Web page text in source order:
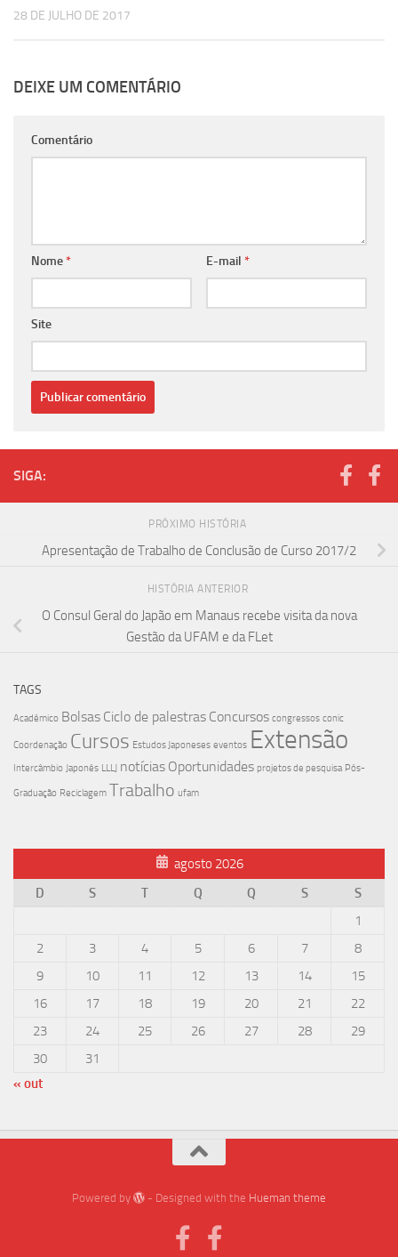
28 DE JULHO DE 2017
DEIXE UM COMENTÁRIO
Comentário
Nome* E-mail *
Site
SIGA:
PRÓXIMO HISTÓRIA
Apresentação de Trabalho de Conclusão de Curso 2017/2
HISTÓRIA ANTERIOR
O Consul Geral do Japão em Manaus recebe visita da nova
Gestão da UFAM e da FLet
TAGS
Acadêmico Bolsas Ciclo de palestras Concursos congressos conic
Coordenação Cursos Estudos Japoneses eventos Extensão
Intercâmbio Japonês LLLJ notícias Oportunidades projetos de pesquisa Pós-
Graduação Reciclagem Trabalho ufam
agosto 2026
D
S T Q Q S
S
1
2
3 4 5 6 7
8
9
10 11 12 13 14
15
16
17 18 19 20 21
22
23
24 25 26 27 28
29
30
31
« out
Powered by - Designed with the Hueman theme